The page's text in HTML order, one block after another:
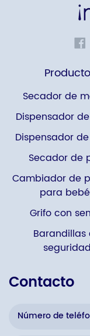
Producto
Secador de
Dispensador
Dispensador
Secador de
Cambiador de
para
Grifo con
Barandillas
seguridad
Contacto
Número de